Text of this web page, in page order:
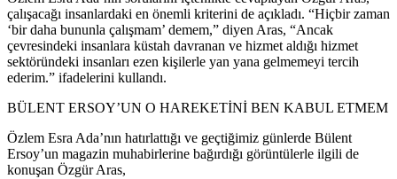
çalışacağı insanlardaki en önemli kriterini de açıkladı. “Hiçbir zaman
‘bir daha bununla çalışmam’ demem,” diyen Aras, “Ancak
çevresindeki insanlara küstah davranan ve hizmet aldığı hizmet
sektöründeki insanları ezen kişilerle yan yana gelmemeyi tercih
ederim.” ifadelerini kullandı.
BÜLENT ERSOY’UN O HAREKETİNİ BEN KABUL ETMEM
Özlem Esra Ada’nın hatırlattığı ve geçtiğimiz günlerde Bülent
Ersoy’un magazin muhabirlerine bağırdığı görüntülerle ilgili de
konuşan Özgür Aras,